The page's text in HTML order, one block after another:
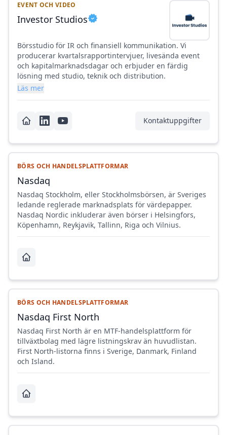
EVENT OCH VIDEO
Investor Studios
Börsstudio för IR och finansiell kommunikation. Vi
producerar kvartalsrapportintervjuer, livesända event
och kapitalmarknadsdagar och erbjuder en färdig
lösning med studio, teknik och distribution.
Läs mer
Kontaktuppgifter
BÖRS OCH HANDELSPLATTFORMAR
Nasdaq
Nasdaq Stockholm, eller Stockholmsbörsen, är Sveriges
ledande reglerade marknadsplats för värdepapper.
Nasdaq Nordic inkluderar även börser i Helsingfors,
Köpenhamn, Reykjavik, Tallinn, Riga och Vilnius.
BÖRS OCH HANDELSPLATTFORMAR
Nasdaq First North
Nasdaq First North är en MTF-handelsplattform för
tillväxtbolag med lägre listningskrav än huvudlistan.
First North-listorna finns i Sverige, Danmark, Finland
och Island.